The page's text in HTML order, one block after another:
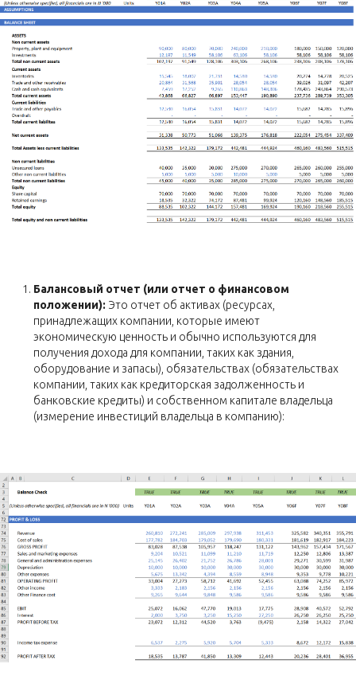
Балансовый отчет (или отчет о финансовом
положении): Это отчет об активах (ресурсах,
принадлежащих компании, которые имеют
экономическую ценность и обычно используются для
получения дохода для компании, таких как здания,
оборудование и запасы), обязательствах (обязательствах
компании, таких как кредиторская задолженность и
банковские кредиты) и собственном капитале владельца
(измерение инвестиций владельца в компанию):